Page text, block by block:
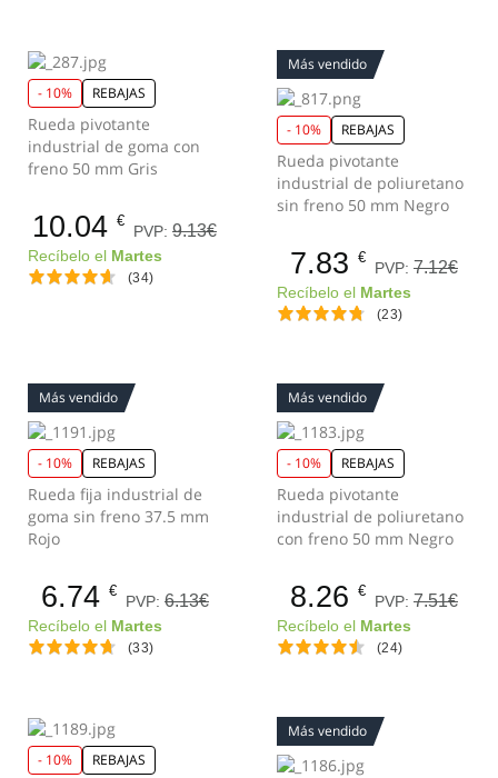
- 10% REBAJAS
Rueda pivotante
industrial de goma con
freno 50 mm Gris
10.04 €
PVP: 9.13€
Recíbelo el Martes
(34)
Más vendido
- 10% REBAJAS
Rueda pivotante
industrial de poliuretano
sin freno 50 mm Negro
7.83 €
PVP: 7.12€
Recíbelo el Martes
(23)
Más vendido
- 10% REBAJAS
Rueda fija industrial de
goma sin freno 37.5 mm
Rojo
6.74 €
PVP: 6.13€
Recíbelo el Martes
(33)
Más vendido
- 10% REBAJAS
Rueda pivotante
industrial de poliuretano
con freno 50 mm Negro
8.26 €
PVP: 7.51€
Recíbelo el Martes
(24)
- 10% REBAJAS
Más vendido